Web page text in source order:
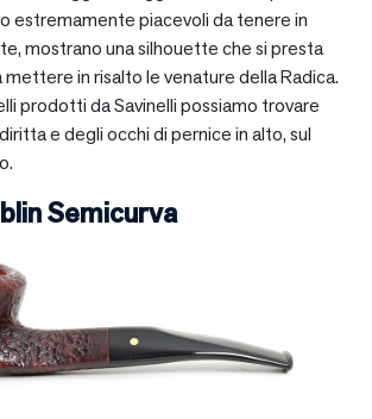
estremamente piacevoli da tenere in
mostrano una silhouette che si presta
in risalto le venature della Radica.
prodotti da Savinelli possiamo trovare
e degli occhi di pernice in alto, sul
Semicurva